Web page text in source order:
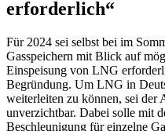
erforderlich“
Für 2024 sei selbst bei im
Gasspeichern mit Blick auf
Einspeisung von LNG
Begründung. Um LNG in
weiterleiten zu können, sei der
unverzichtbar. Dabei solle mit
Beschleunigung für einzelne